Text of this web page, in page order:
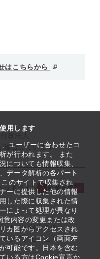
用します
ユーザーに合わせたコ
が行われます。 また
についても情報収集、
データ解析の各パート
のサイトで収集され
ーに提供した他の情報
した際に収集された情
によって処理が異なり
意内容の変更または改
カ圏からアクセスされ
いるアイコン（画面左
可能です。日本を含む
いる方はCookie宣言か
はこちらから
運営しています
ッドライン
起業支援
サイト利用条件
ブアクセシビリティ